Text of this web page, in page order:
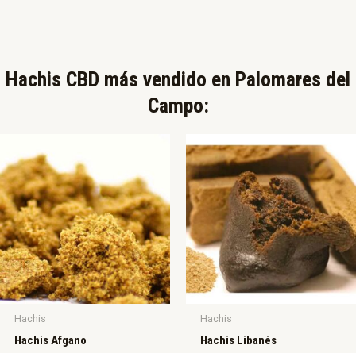
Hachis CBD más vendido en Palomares del
Campo:​
Hachis
Hachis Afgano
Hachis
Hachis Libanés